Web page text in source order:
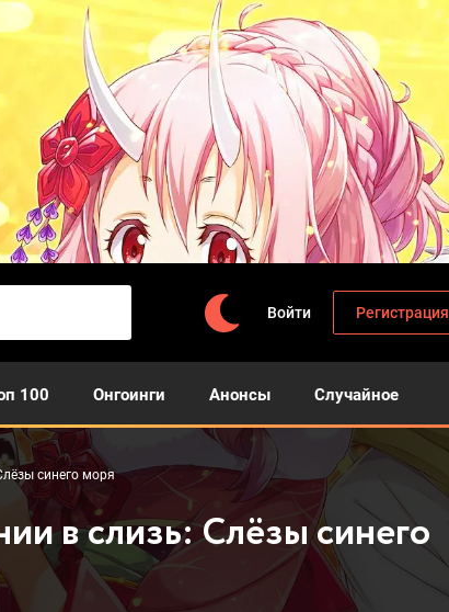
Войти Регистрация
100 Онгоинги Анонсы Случайное
синего моря
в слизь: Слёзы синего